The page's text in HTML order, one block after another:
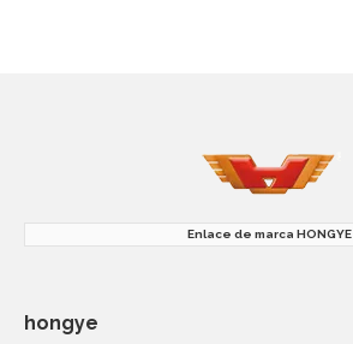
Enlace de marca HONGYE
hongye